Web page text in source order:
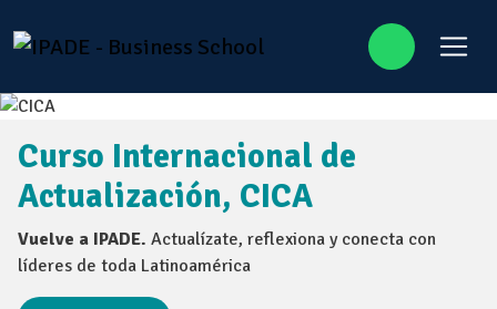
Curso Internacional de
Actualización, CICA
Vuelve a IPADE. Actualízate, reflexiona y conecta con
líderes de toda Latinoamérica